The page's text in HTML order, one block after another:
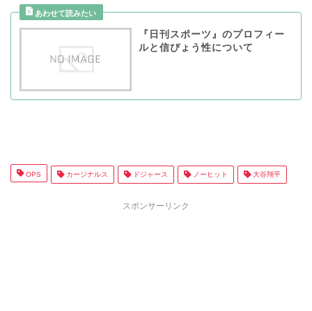
『日刊スポーツ』のプロフィー
ルと信ぴょう性について
OPS カージナルス ドジャース ノーヒット 大谷翔平
スポンサーリンク